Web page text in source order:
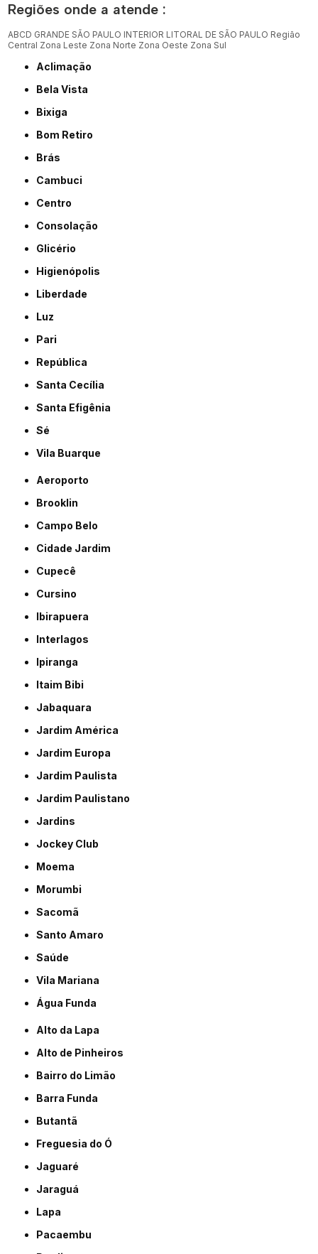
Regiões onde a atende :
ABCD GRANDE SÃO PAULO INTERIOR LITORAL DE SÃO PAULO Região
Central Zona Leste Zona Norte Zona Oeste Zona Sul
Aclimação
Bela Vista
Bixiga
Bom Retiro
Brás
Cambuci
Centro
Consolação
Glicério
Higienópolis
Liberdade
Luz
Pari
República
Santa Cecília
Santa Efigênia
Sé
Vila Buarque
Aeroporto
Brooklin
Campo Belo
Cidade Jardim
Cupecê
Cursino
Ibirapuera
Interlagos
Ipiranga
Itaim Bibi
Jabaquara
Jardim América
Jardim Europa
Jardim Paulista
Jardim Paulistano
Jardins
Jockey Club
Moema
Morumbi
Sacomã
Santo Amaro
Saúde
Vila Mariana
Água Funda
Alto da Lapa
Alto de Pinheiros
Bairro do Limão
Barra Funda
Butantã
Freguesia do Ó
Jaguaré
Jaraguá
Lapa
Pacaembu